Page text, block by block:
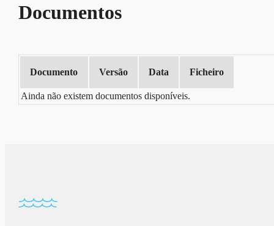
Documentos
Documento Versão Data Ficheiro
Ainda não existem documentos disponíveis.